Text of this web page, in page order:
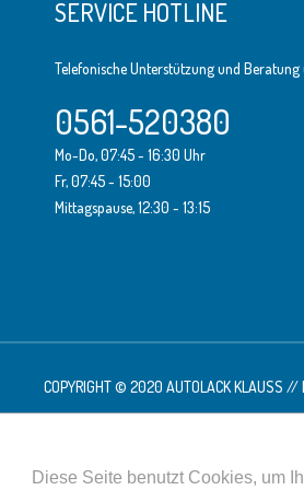
Diese Seite benutzt Cookies, um
SERVICE HOTLINE
Telefonische Unterstützung und Beratung
0561-520380
Mo-Do, 07:45 - 16:30 Uhr
Fr, 07:45 - 15:00
Mittagspause, 12:30 - 13:15
COPYRIGHT © 2020 AUTOLACK KLAUSS //
gesetzt.Mehr Informationen